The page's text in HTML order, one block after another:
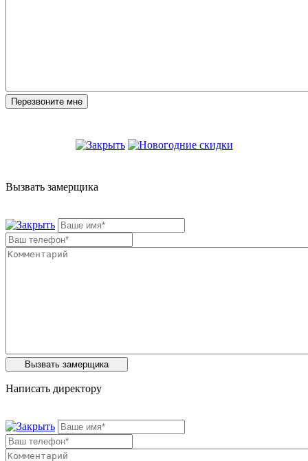
Вызвать замерщика
Написать директору